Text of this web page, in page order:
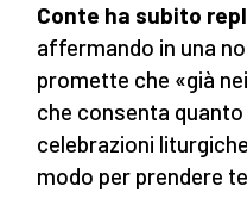
Conte ha subito
affermando in una
promette che «già
che consenta
celebrazioni
modo per prendere